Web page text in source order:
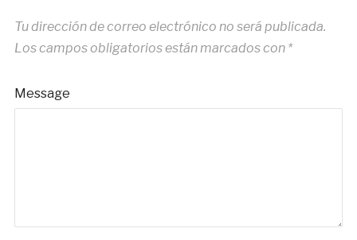
Tu dirección de correo electrónico no será publicada.
Los campos obligatorios están marcados con *
Message